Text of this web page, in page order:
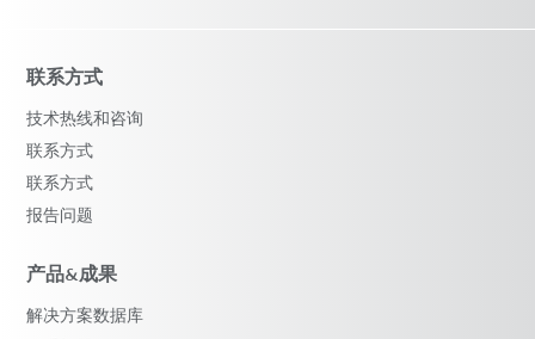
联系方式
技术热线和咨询
联系方式
联系方式
报告问题
产品&成果
解决方案数据库